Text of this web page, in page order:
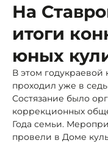
На
итоги
юных
В этом
проходил уже в
Состязание было
коррекционных
Года семьи.
провели в Доме